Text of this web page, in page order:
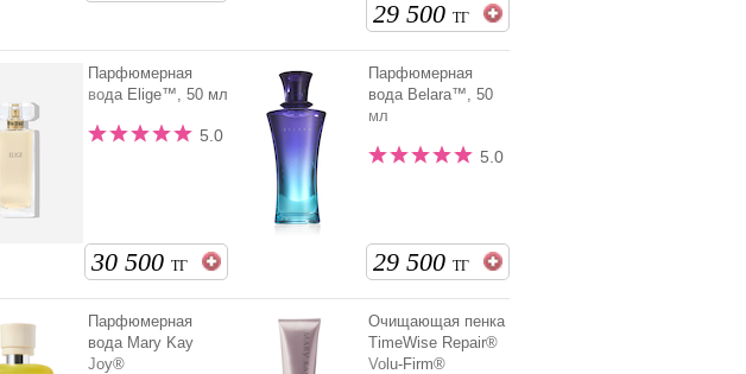
29 500 ТГ
Парфюмерная
вода Elige™, 50 мл
5.0
30 500ТГ
Парфюмерная
вода Belara™, 50
мл
5.0
29 500 ТГ
Парфюмерная
вода Mary Kay
Joy®
Очищающая пенка
TimeWise Repair®
Volu-Firm®